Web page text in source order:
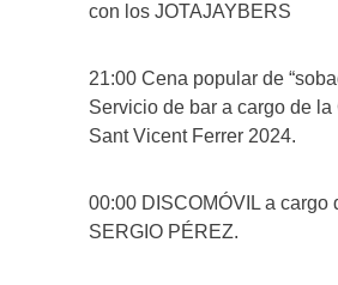
con los JOTAJAYBERS
21:00 Cena popular de
Servicio de bar a cargo de la
Sant Vicent Ferrer 2024.
00:00 DISCOMÓVIL a cargo
SERGIO PÉREZ.